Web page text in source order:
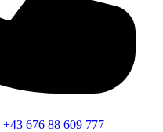
+43 676 88 609 777